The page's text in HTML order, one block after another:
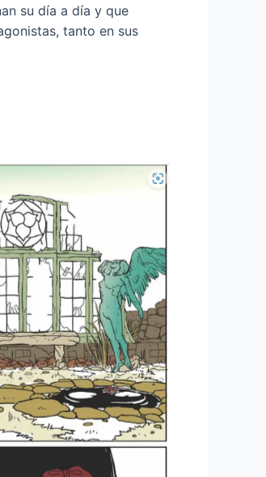
su día a día y que
tanto en sus
Eros